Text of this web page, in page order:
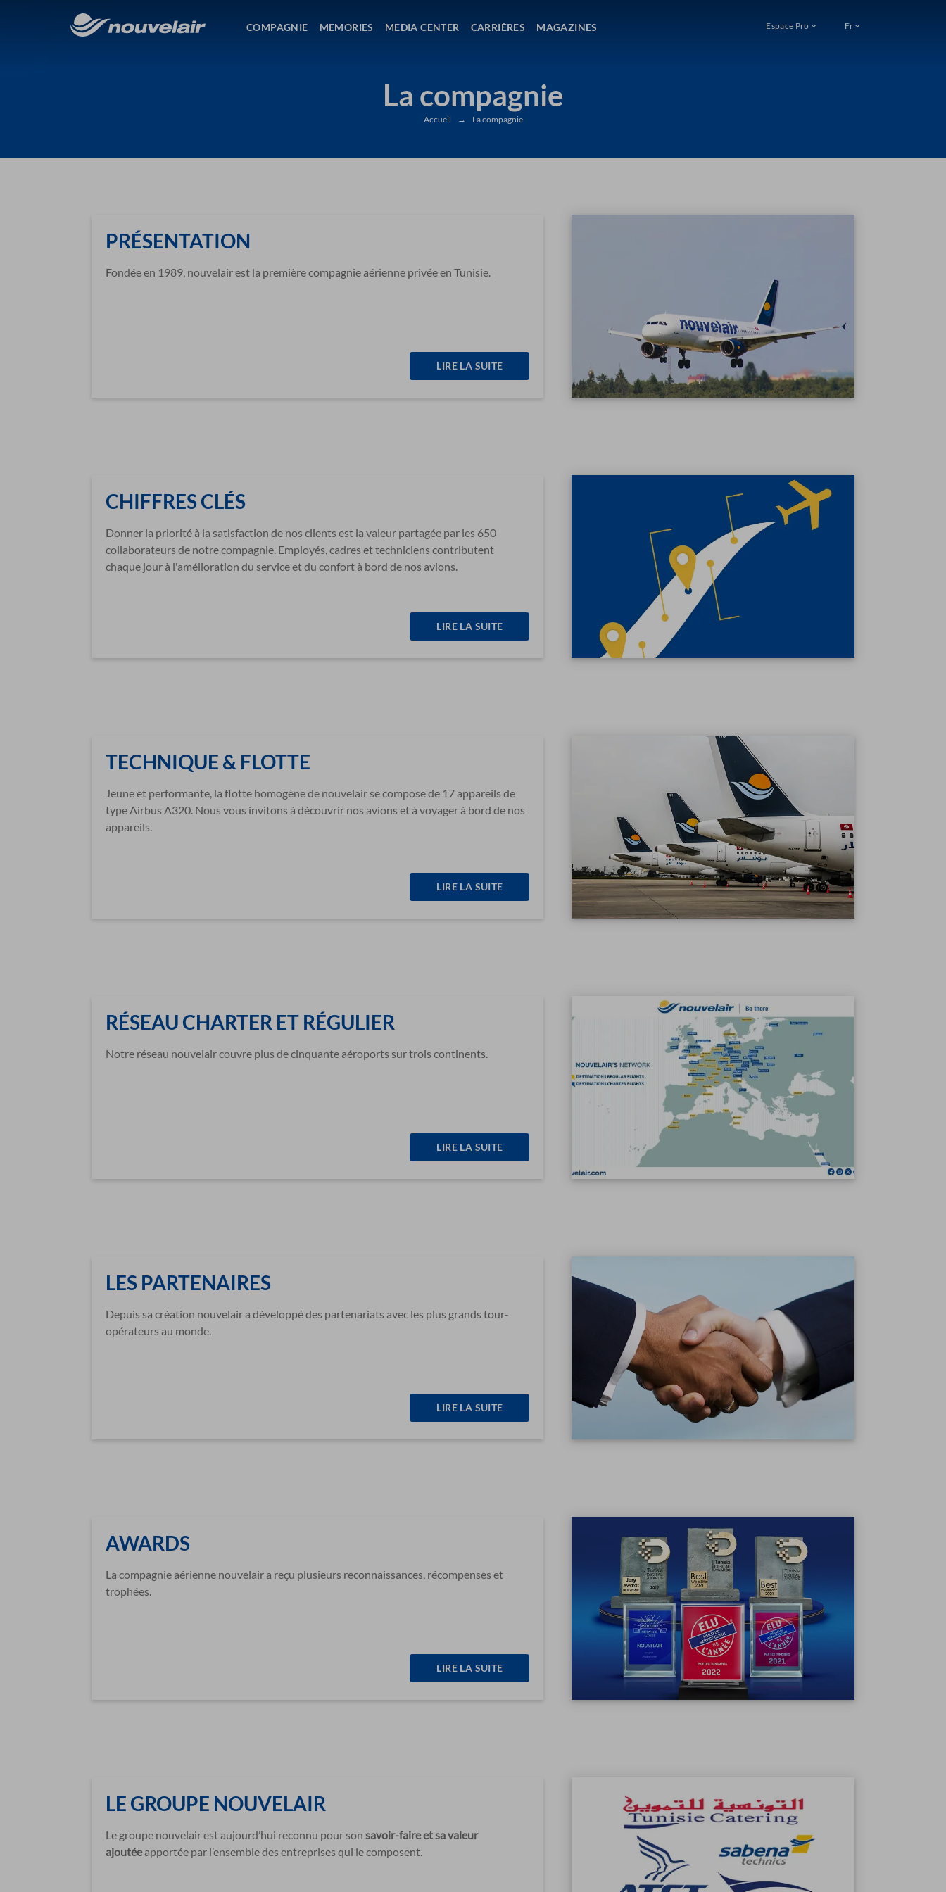
COMPAGNIE MEMORIES MEDIA CENTER CARRIÈRES MAGAZINES Espace Pro Fr
La compagnie
Accueil → La compagnie
PRÉSENTATION
Fondée en 1989, nouvelair est la première compagnie aérienne privée en Tunisie.
LIRE LA SUITE
CHIFFRES CLÉS
Donner la priorité à la satisfaction de nos clients est la valeur partagée par les 650
collaborateurs de notre compagnie. Employés, cadres et techniciens contributent
chaque jour à l'amélioration du service et du confort à bord de nos avions.
LIRE LA SUITE
TECHNIQUE & FLOTTE
Jeune et performante, la flotte homogène de nouvelair se compose de 17 appareils de
type Airbus A320. Nous vous invitons à découvrir nos avions et à voyager à bord de nos
appareils.
LIRE LA SUITE
RÉSEAU CHARTER ET RÉGULIER
Notre réseau nouvelair couvre plus de cinquante aéroports sur trois continents.
LIRE LA SUITE
LES PARTENAIRES
Depuis sa création nouvelair a développé des partenariats avec les plus grands tour-
opérateurs au monde.
LIRE LA SUITE
AWARDS
La compagnie aérienne nouvelair a reçu plusieurs reconnaissances, récompenses et
trophées.
LIRE LA SUITE
LE GROUPE NOUVELAIR
Le groupe nouvelair est aujourd’hui reconnu pour son savoir-faire et sa valeur
ajoutéeapportée par l’ensemble des entreprises qui le composent.